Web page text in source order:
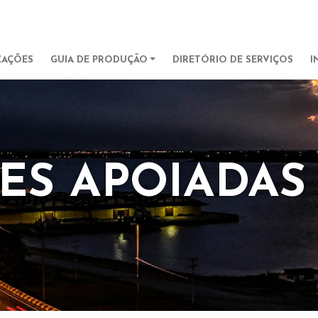
GUIA DE PRODUÇÃO DIRETÓRIO DE SERVIÇOS
APOIADAS